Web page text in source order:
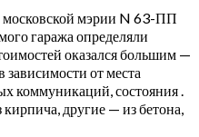
московской мэрии N 63-ПП
гаража определяли
оказался большим —
от места
коммуникаций, состояния .
другие — из бетона,